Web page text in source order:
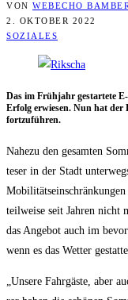
VON WEBECHO
2. OKTOBER 2022
SOZIALES
Das im Früh­jahr gestar­te­te
Erfolg erwie­sen. Nun hat der
fortzuführen.
Nahe­zu den gesam­ten
te­ser in der Stadt
teil­wei­se seit Jah­ren nicht
das Ange­bot auch im
wenn es das Wet­ter
„Unse­re Fahr­gäs­te, aber